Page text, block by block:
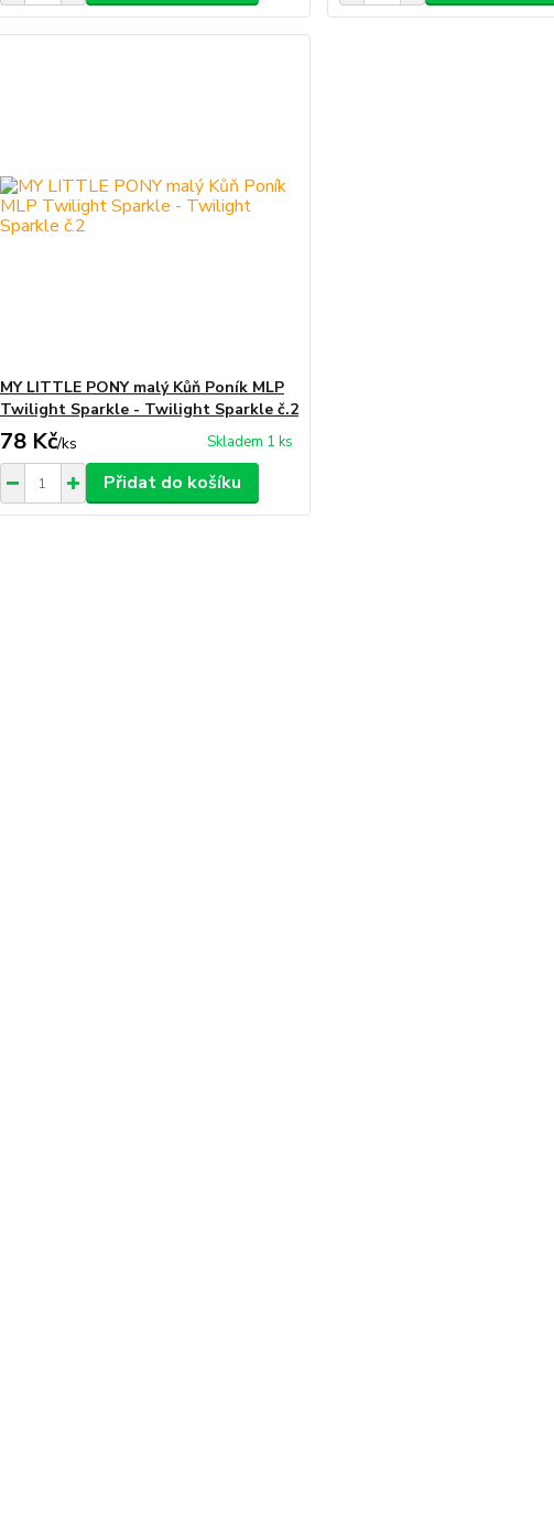
MY LITTLE PONY malý Kůň Poník MLP
Twilight Sparkle - Twilight Sparkle č.2
78 Kč/ks Skladem 1 ks
Přidat do košíku